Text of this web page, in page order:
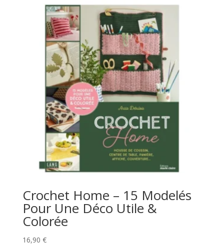
Crochet Home – 15 Modelés
Pour Une Déco Utile &
Colorée
16,90 €